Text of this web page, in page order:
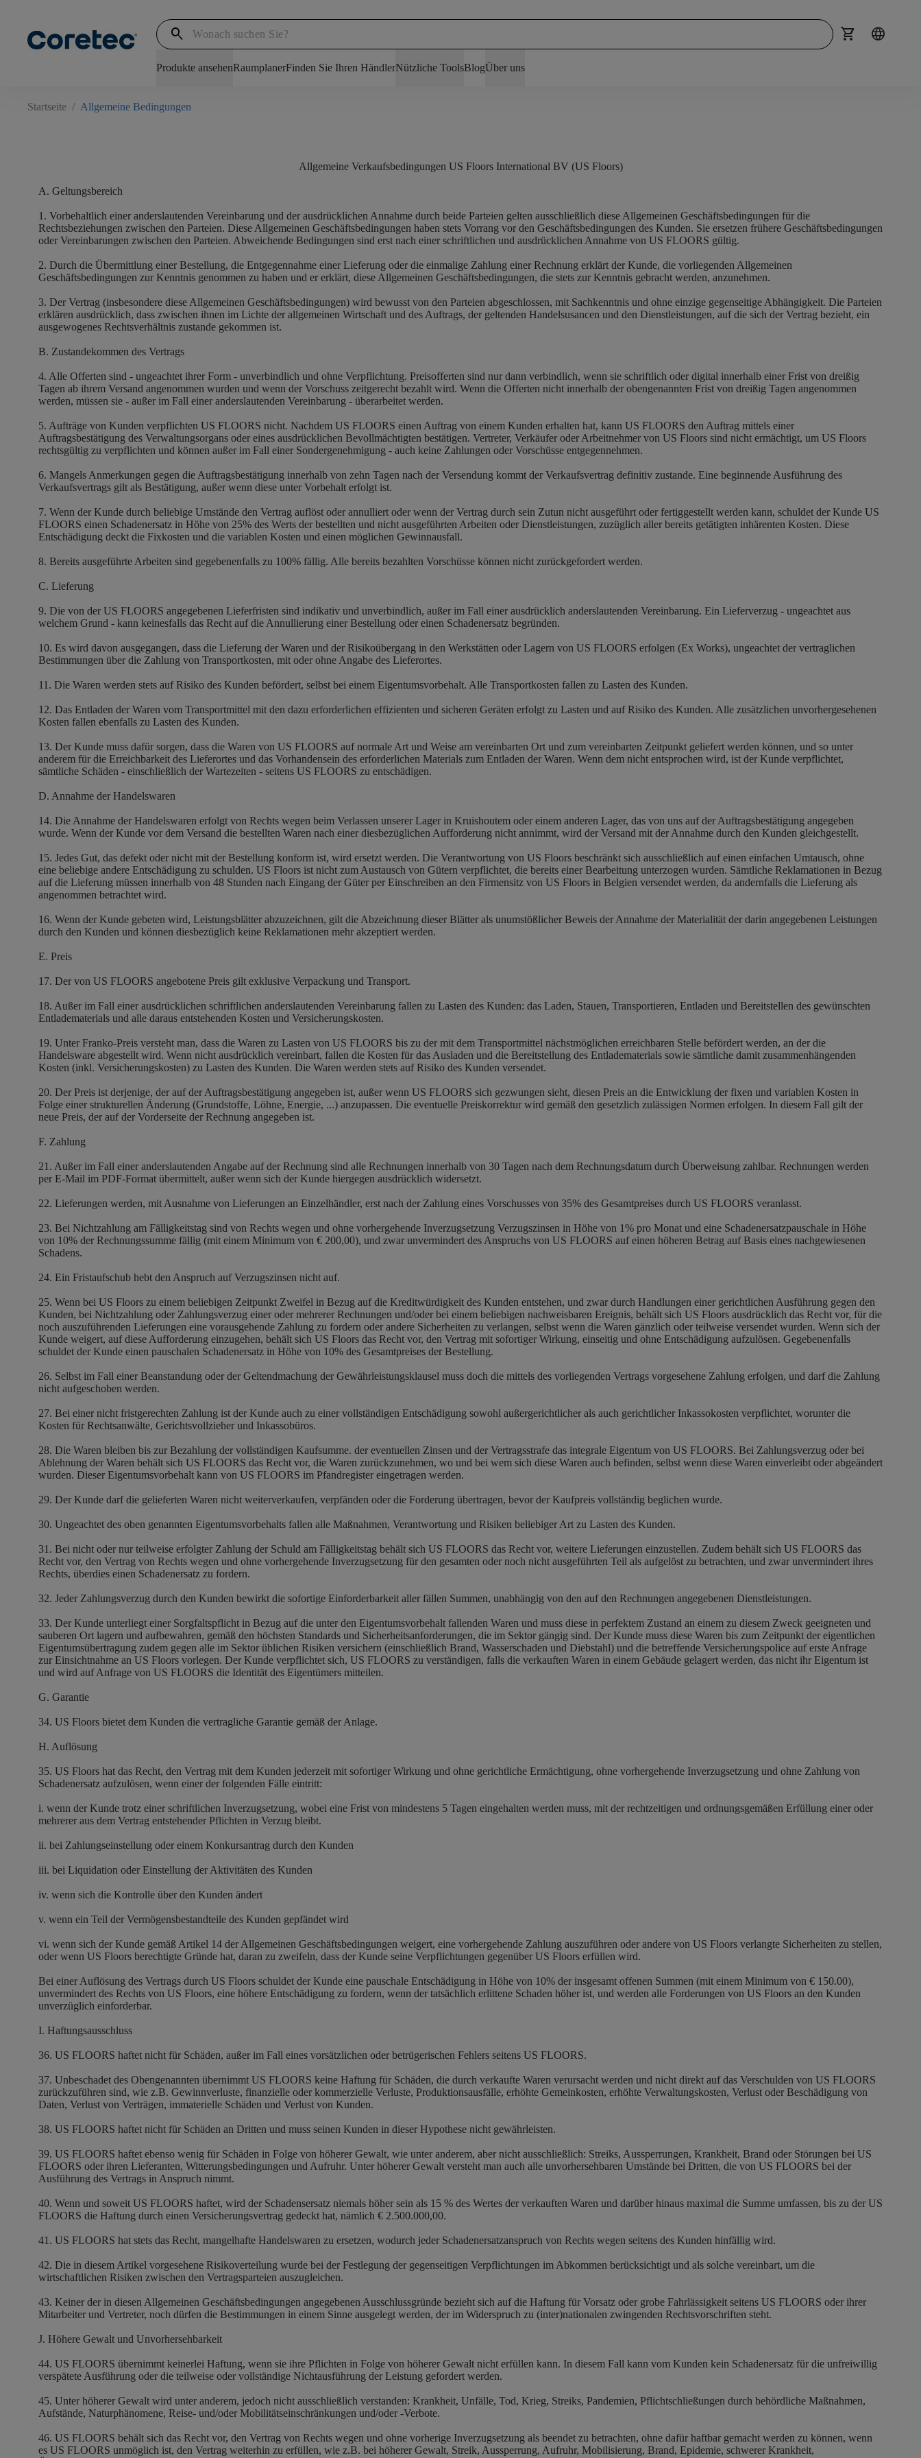
search shopping_cart language
Produkte ansehenRaumplanerFinden Sie Ihren HändlerNützliche ToolsBlogÜber uns
Startseite / Allgemeine Bedingungen
Allgemeine Verkaufsbedingungen US Floors International BV (US Floors)
A. Geltungsbereich
1. Vorbehaltlich einer anderslautenden Vereinbarung und der ausdrücklichen Annahme durch beide Parteien gelten ausschließlich diese Allgemeinen Geschäftsbedingungen für die
Rechtsbeziehungen zwischen den Parteien. Diese Allgemeinen Geschäftsbedingungen haben stets Vorrang vor den Geschäftsbedingungen des Kunden. Sie ersetzen frühere Geschäftsbedingungen
oder Vereinbarungen zwischen den Parteien. Abweichende Bedingungen sind erst nach einer schriftlichen und ausdrücklichen Annahme von US FLOORS gültig.
2. Durch die Übermittlung einer Bestellung, die Entgegennahme einer Lieferung oder die einmalige Zahlung einer Rechnung erklärt der Kunde, die vorliegenden Allgemeinen
Geschäftsbedingungen zur Kenntnis genommen zu haben und er erklärt, diese Allgemeinen Geschäftsbedingungen, die stets zur Kenntnis gebracht werden, anzunehmen.
3. Der Vertrag (insbesondere diese Allgemeinen Geschäftsbedingungen) wird bewusst von den Parteien abgeschlossen, mit Sachkenntnis und ohne einzige gegenseitige Abhängigkeit. Die Parteien
erklären ausdrücklich, dass zwischen ihnen im Lichte der allgemeinen Wirtschaft und des Auftrags, der geltenden Handelsusancen und den Dienstleistungen, auf die sich der Vertrag bezieht, ein
ausgewogenes Rechtsverhältnis zustande gekommen ist.
B. Zustandekommen des Vertrags
4. Alle Offerten sind - ungeachtet ihrer Form - unverbindlich und ohne Verpflichtung. Preisofferten sind nur dann verbindlich, wenn sie schriftlich oder digital innerhalb einer Frist von dreißig
Tagen ab ihrem Versand angenommen wurden und wenn der Vorschuss zeitgerecht bezahlt wird. Wenn die Offerten nicht innerhalb der obengenannten Frist von dreißig Tagen angenommen
werden, müssen sie - außer im Fall einer anderslautenden Vereinbarung - überarbeitet werden.
5. Aufträge von Kunden verpflichten US FLOORS nicht. Nachdem US FLOORS einen Auftrag von einem Kunden erhalten hat, kann US FLOORS den Auftrag mittels einer
Auftragsbestätigung des Verwaltungsorgans oder eines ausdrücklichen Bevollmächtigten bestätigen. Vertreter, Verkäufer oder Arbeitnehmer von US Floors sind nicht ermächtigt, um US Floors
rechtsgültig zu verpflichten und können außer im Fall einer Sondergenehmigung - auch keine Zahlungen oder Vorschüsse entgegennehmen.
6. Mangels Anmerkungen gegen die Auftragsbestätigung innerhalb von zehn Tagen nach der Versendung kommt der Verkaufsvertrag definitiv zustande. Eine beginnende Ausführung des
Verkaufsvertrags gilt als Bestätigung, außer wenn diese unter Vorbehalt erfolgt ist.
7. Wenn der Kunde durch beliebige Umstände den Vertrag auflöst oder annulliert oder wenn der Vertrag durch sein Zutun nicht ausgeführt oder fertiggestellt werden kann, schuldet der Kunde US
FLOORS einen Schadenersatz in Höhe von 25% des Werts der bestellten und nicht ausgeführten Arbeiten oder Dienstleistungen, zuzüglich aller bereits getätigten inhärenten Kosten. Diese
Entschädigung deckt die Fixkosten und die variablen Kosten und einen möglichen Gewinnausfall.
8. Bereits ausgeführte Arbeiten sind gegebenenfalls zu 100% fällig. Alle bereits bezahlten Vorschüsse können nicht zurückgefordert werden.
C. Lieferung
9. Die von der US FLOORS angegebenen Lieferfristen sind indikativ und unverbindlich, außer im Fall einer ausdrücklich anderslautenden Vereinbarung. Ein Lieferverzug - ungeachtet aus
welchem Grund - kann keinesfalls das Recht auf die Annullierung einer Bestellung oder einen Schadenersatz begründen.
10. Es wird davon ausgegangen, dass die Lieferung der Waren und der Risikoübergang in den Werkstätten oder Lagern von US FLOORS erfolgen (Ex Works), ungeachtet der vertraglichen
Bestimmungen über die Zahlung von Transportkosten, mit oder ohne Angabe des Lieferortes.
11. Die Waren werden stets auf Risiko des Kunden befördert, selbst bei einem Eigentumsvorbehalt. Alle Transportkosten fallen zu Lasten des Kunden.
12. Das Entladen der Waren vom Transportmittel mit den dazu erforderlichen effizienten und sicheren Geräten erfolgt zu Lasten und auf Risiko des Kunden. Alle zusätzlichen unvorhergesehenen
Kosten fallen ebenfalls zu Lasten des Kunden.
13. Der Kunde muss dafür sorgen, dass die Waren von US FLOORS auf normale Art und Weise am vereinbarten Ort und zum vereinbarten Zeitpunkt geliefert werden können, und so unter
anderem für die Erreichbarkeit des Lieferortes und das Vorhandensein des erforderlichen Materials zum Entladen der Waren. Wenn dem nicht entsprochen wird, ist der Kunde verpflichtet,
sämtliche Schäden - einschließlich der Wartezeiten - seitens US FLOORS zu entschädigen.
D. Annahme der Handelswaren
14. Die Annahme der Handelswaren erfolgt von Rechts wegen beim Verlassen unserer Lager in Kruishoutem oder einem anderen Lager, das von uns auf der Auftragsbestätigung angegeben
wurde. Wenn der Kunde vor dem Versand die bestellten Waren nach einer diesbezüglichen Aufforderung nicht annimmt, wird der Versand mit der Annahme durch den Kunden gleichgestellt.
15. Jedes Gut, das defekt oder nicht mit der Bestellung konform ist, wird ersetzt werden. Die Verantwortung von US Floors beschränkt sich ausschließlich auf einen einfachen Umtausch, ohne
eine beliebige andere Entschädigung zu schulden. US Floors ist nicht zum Austausch von Gütern verpflichtet, die bereits einer Bearbeitung unterzogen wurden. Sämtliche Reklamationen in Bezug
auf die Lieferung müssen innerhalb von 48 Stunden nach Eingang der Güter per Einschreiben an den Firmensitz von US Floors in Belgien versendet werden, da andernfalls die Lieferung als
angenommen betrachtet wird.
16. Wenn der Kunde gebeten wird, Leistungsblätter abzuzeichnen, gilt die Abzeichnung dieser Blätter als unumstößlicher Beweis der Annahme der Materialität der darin angegebenen Leistungen
durch den Kunden und können diesbezüglich keine Reklamationen mehr akzeptiert werden.
E. Preis
17. Der von US FLOORS angebotene Preis gilt exklusive Verpackung und Transport.
18. Außer im Fall einer ausdrücklichen schriftlichen anderslautenden Vereinbarung fallen zu Lasten des Kunden: das Laden, Stauen, Transportieren, Entladen und Bereitstellen des gewünschten
Entladematerials und alle daraus entstehenden Kosten und Versicherungskosten.
19. Unter Franko-Preis versteht man, dass die Waren zu Lasten von US FLOORS bis zu der mit dem Transportmittel nächstmöglichen erreichbaren Stelle befördert werden, an der die
Handelsware abgestellt wird. Wenn nicht ausdrücklich vereinbart, fallen die Kosten für das Ausladen und die Bereitstellung des Entladematerials sowie sämtliche damit zusammenhängenden
Kosten (inkl. Versicherungskosten) zu Lasten des Kunden. Die Waren werden stets auf Risiko des Kunden versendet.
20. Der Preis ist derjenige, der auf der Auftragsbestätigung angegeben ist, außer wenn US FLOORS sich gezwungen sieht, diesen Preis an die Entwicklung der fixen und variablen Kosten in
Folge einer strukturellen Änderung (Grundstoffe, Löhne, Energie, ...) anzupassen. Die eventuelle Preiskorrektur wird gemäß den gesetzlich zulässigen Normen erfolgen. In diesem Fall gilt der
neue Preis, der auf der Vorderseite der Rechnung angegeben ist.
F. Zahlung
21. Außer im Fall einer anderslautenden Angabe auf der Rechnung sind alle Rechnungen innerhalb von 30 Tagen nach dem Rechnungsdatum durch Überweisung zahlbar. Rechnungen werden
per E-Mail im PDF-Format übermittelt, außer wenn sich der Kunde hiergegen ausdrücklich widersetzt.
22. Lieferungen werden, mit Ausnahme von Lieferungen an Einzelhändler, erst nach der Zahlung eines Vorschusses von 35% des Gesamtpreises durch US FLOORS veranlasst.
23. Bei Nichtzahlung am Fälligkeitstag sind von Rechts wegen und ohne vorhergehende Inverzugsetzung Verzugszinsen in Höhe von 1% pro Monat und eine Schadenersatzpauschale in Höhe
von 10% der Rechnungssumme fällig (mit einem Minimum von € 200,00), und zwar unvermindert des Anspruchs von US FLOORS auf einen höheren Betrag auf Basis eines nachgewiesenen
Schadens.
24. Ein Fristaufschub hebt den Anspruch auf Verzugszinsen nicht auf.
25. Wenn bei US Floors zu einem beliebigen Zeitpunkt Zweifel in Bezug auf die Kreditwürdigkeit des Kunden entstehen, und zwar durch Handlungen einer gerichtlichen Ausführung gegen den
Kunden, bei Nichtzahlung oder Zahlungsverzug einer oder mehrerer Rechnungen und/oder bei einem beliebigen nachweisbaren Ereignis, behält sich US Floors ausdrücklich das Recht vor, für die
noch auszuführenden Lieferungen eine vorausgehende Zahlung zu fordern oder andere Sicherheiten zu verlangen, selbst wenn die Waren gänzlich oder teilweise versendet wurden. Wenn sich der
Kunde weigert, auf diese Aufforderung einzugehen, behält sich US Floors das Recht vor, den Vertrag mit sofortiger Wirkung, einseitig und ohne Entschädigung aufzulösen. Gegebenenfalls
schuldet der Kunde einen pauschalen Schadenersatz in Höhe von 10% des Gesamtpreises der Bestellung.
26. Selbst im Fall einer Beanstandung oder der Geltendmachung der Gewährleistungsklausel muss doch die mittels des vorliegenden Vertrags vorgesehene Zahlung erfolgen, und darf die Zahlung
nicht aufgeschoben werden.
27. Bei einer nicht fristgerechten Zahlung ist der Kunde auch zu einer vollständigen Entschädigung sowohl außergerichtlicher als auch gerichtlicher Inkassokosten verpflichtet, worunter die
Kosten für Rechtsanwälte, Gerichtsvollzieher und Inkassobüros.
28. Die Waren bleiben bis zur Bezahlung der vollständigen Kaufsumme. der eventuellen Zinsen und der Vertragsstrafe das integrale Eigentum von US FLOORS. Bei Zahlungsverzug oder bei
Ablehnung der Waren behält sich US FLOORS das Recht vor, die Waren zurückzunehmen, wo und bei wem sich diese Waren auch befinden, selbst wenn diese Waren einverleibt oder abgeändert
wurden. Dieser Eigentumsvorbehalt kann von US FLOORS im Pfandregister eingetragen werden.
29. Der Kunde darf die gelieferten Waren nicht weiterverkaufen, verpfänden oder die Forderung übertragen, bevor der Kaufpreis vollständig beglichen wurde.
30. Ungeachtet des oben genannten Eigentumsvorbehalts fallen alle Maßnahmen, Verantwortung und Risiken beliebiger Art zu Lasten des Kunden.
31. Bei nicht oder nur teilweise erfolgter Zahlung der Schuld am Fälligkeitstag behält sich US FLOORS das Recht vor, weitere Lieferungen einzustellen. Zudem behält sich US FLOORS das
Recht vor, den Vertrag von Rechts wegen und ohne vorhergehende Inverzugsetzung für den gesamten oder noch nicht ausgeführten Teil als aufgelöst zu betrachten, und zwar unvermindert ihres
Rechts, überdies einen Schadenersatz zu fordern.
32. Jeder Zahlungsverzug durch den Kunden bewirkt die sofortige Einforderbarkeit aller fällen Summen, unabhängig von den auf den Rechnungen angegebenen Dienstleistungen.
33. Der Kunde unterliegt einer Sorgfaltspflicht in Bezug auf die unter den Eigentumsvorbehalt fallenden Waren und muss diese in perfektem Zustand an einem zu diesem Zweck geeigneten und
sauberen Ort lagern und aufbewahren, gemäß den höchsten Standards und Sicherheitsanforderungen, die im Sektor gängig sind. Der Kunde muss diese Waren bis zum Zeitpunkt der eigentlichen
Eigentumsübertragung zudem gegen alle im Sektor üblichen Risiken versichern (einschließlich Brand, Wasserschaden und Diebstahl) und die betreffende Versicherungspolice auf erste Anfrage
zur Einsichtnahme an US Floors vorlegen. Der Kunde verpflichtet sich, US FLOORS zu verständigen, falls die verkauften Waren in einem Gebäude gelagert werden, das nicht ihr Eigentum ist
und wird auf Anfrage von US FLOORS die Identität des Eigentümers mitteilen.
G. Garantie
34. US Floors bietet dem Kunden die vertragliche Garantie gemäß der Anlage.
H. Auflösung
35. US Floors hat das Recht, den Vertrag mit dem Kunden jederzeit mit sofortiger Wirkung und ohne gerichtliche Ermächtigung, ohne vorhergehende Inverzugsetzung und ohne Zahlung von
Schadenersatz aufzulösen, wenn einer der folgenden Fälle eintritt:
i. wenn der Kunde trotz einer schriftlichen Inverzugsetzung, wobei eine Frist von mindestens 5 Tagen eingehalten werden muss, mit der rechtzeitigen und ordnungsgemäßen Erfüllung einer oder
mehrerer aus dem Vertrag entstehender Pflichten in Verzug bleibt.
ii. bei Zahlungseinstellung oder einem Konkursantrag durch den Kunden
iii. bei Liquidation oder Einstellung der Aktivitäten des Kunden
iv. wenn sich die Kontrolle über den Kunden ändert
v. wenn ein Teil der Vermögensbestandteile des Kunden gepfändet wird
vi. wenn sich der Kunde gemäß Artikel 14 der Allgemeinen Geschäftsbedingungen weigert, eine vorhergehende Zahlung auszuführen oder andere von US Floors verlangte Sicherheiten zu stellen,
oder wenn US Floors berechtigte Gründe hat, daran zu zweifeln, dass der Kunde seine Verpflichtungen gegenüber US Floors erfüllen wird.
Bei einer Auflösung des Vertrags durch US Floors schuldet der Kunde eine pauschale Entschädigung in Höhe von 10% der insgesamt offenen Summen (mit einem Minimum von € 150.00),
unvermindert des Rechts von US Floors, eine höhere Entschädigung zu fordern, wenn der tatsächlich erlittene Schaden höher ist, und werden alle Forderungen von US Floors an den Kunden
unverzüglich einforderbar.
I. Haftungsausschluss
36. US FLOORS haftet nicht für Schäden, außer im Fall eines vorsätzlichen oder betrügerischen Fehlers seitens US FLOORS.
37. Unbeschadet des Obengenannten übernimmt US FLOORS keine Haftung für Schäden, die durch verkaufte Waren verursacht werden und nicht direkt auf das Verschulden von US FLOORS
zurückzuführen sind, wie z.B. Gewinnverluste, finanzielle oder kommerzielle Verluste, Produktionsausfälle, erhöhte Gemeinkosten, erhöhte Verwaltungskosten, Verlust oder Beschädigung von
Daten, Verlust von Verträgen, immaterielle Schäden und Verlust von Kunden.
38. US FLOORS haftet nicht für Schäden an Dritten und muss seinen Kunden in dieser Hypothese nicht gewährleisten.
39. US FLOORS haftet ebenso wenig für Schäden in Folge von höherer Gewalt, wie unter anderem, aber nicht ausschließlich: Streiks, Aussperrungen, Krankheit, Brand oder Störungen bei US
FLOORS oder ihren Lieferanten, Witterungsbedingungen und Aufruhr. Unter höherer Gewalt versteht man auch alle unvorhersehbaren Umstände bei Dritten, die von US FLOORS bei der
Ausführung des Vertrags in Anspruch nimmt.
40. Wenn und soweit US FLOORS haftet, wird der Schadensersatz niemals höher sein als 15 % des Wertes der verkauften Waren und darüber hinaus maximal die Summe umfassen, bis zu der US
FLOORS die Haftung durch einen Versicherungsvertrag gedeckt hat, nämlich € 2.500.000,00.
41. US FLOORS hat stets das Recht, mangelhafte Handelswaren zu ersetzen, wodurch jeder Schadenersatzanspruch von Rechts wegen seitens des Kunden hinfällig wird.
42. Die in diesem Artikel vorgesehene Risikoverteilung wurde bei der Festlegung der gegenseitigen Verpflichtungen im Abkommen berücksichtigt und als solche vereinbart, um die
wirtschaftlichen Risiken zwischen den Vertragsparteien auszugleichen.
43. Keiner der in diesen Allgemeinen Geschäftsbedingungen angegebenen Ausschlussgründe bezieht sich auf die Haftung für Vorsatz oder grobe Fahrlässigkeit seitens US FLOORS oder ihrer
Mitarbeiter und Vertreter, noch dürfen die Bestimmungen in einem Sinne ausgelegt werden, der im Widerspruch zu (inter)nationalen zwingenden Rechtsvorschriften steht.
J. Höhere Gewalt und Unvorhersehbarkeit
44. US FLOORS übernimmt keinerlei Haftung, wenn sie ihre Pflichten in Folge von höherer Gewalt nicht erfüllen kann. In diesem Fall kann vom Kunden kein Schadenersatz für die unfreiwillig
verspätete Ausführung oder die teilweise oder vollständige Nichtausführung der Leistung gefordert werden.
45. Unter höherer Gewalt wird unter anderem, jedoch nicht ausschließlich verstanden: Krankheit, Unfälle, Tod, Krieg, Streiks, Pandemien, Pflichtschließungen durch behördliche Maßnahmen,
Aufstände, Naturphänomene, Reise- und/oder Mobilitätseinschränkungen und/oder -Verbote.
46. US FLOORS behält sich das Recht vor, den Vertrag von Rechts wegen und ohne vorherige Inverzugsetzung als beendet zu betrachten, ohne dafür haftbar gemacht werden zu können, wenn
es US FLOORS unmöglich ist, den Vertrag weiterhin zu erfüllen, wie z.B. bei höherer Gewalt, Streik, Aussperrung, Aufruhr, Mobilisierung, Brand, Epidemie, schwerer Krankheit,